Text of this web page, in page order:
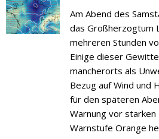
Am Abend des
das Großherzogtum
mehreren Stunden
Einige dieser
mancherorts als
Bezug auf Wind und
für den späteren
Warnung vor
Warnstufe Orange